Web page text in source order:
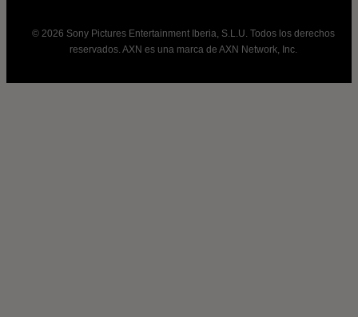
© 2026 Sony Pictures Entertainment Iberia, S.L.U. Todos los derechos
reservados. AXN es una marca de AXN Network, Inc.